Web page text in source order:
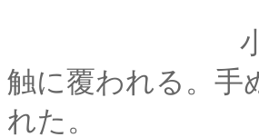
小さな白い
触に覆われる。手
れた。